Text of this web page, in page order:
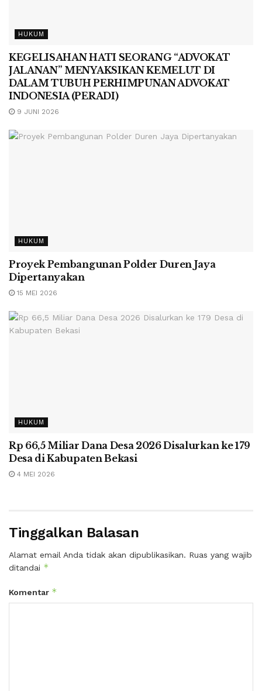
HUKUM
KEGELISAHAN HATI SEORANG “ADVOKAT
JALANAN” MENYAKSIKAN KEMELUT DI
DALAM TUBUH PERHIMPUNAN ADVOKAT
INDONESIA (PERADI)
9 JUNI 2026
HUKUM
Proyek Pembangunan Polder Duren Jaya
Dipertanyakan
15 MEI 2026
HUKUM
Rp 66,5 Miliar Dana Desa 2026 Disalurkan ke 179
Desa di Kabupaten Bekasi
4 MEI 2026
Tinggalkan Balasan
Alamat email Anda tidak akan dipublikasikan. Ruas yang wajib
ditandai *
Komentar *